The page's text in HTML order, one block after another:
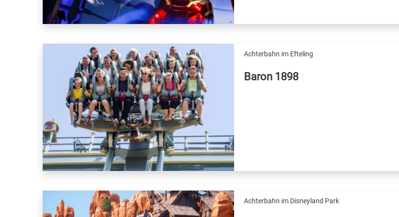
Achterbahn im Efteling
Baron 1898
Achterbahn im Disneyland Park